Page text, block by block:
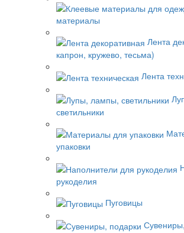
материалы
Лента
капрон, кружево, тесьма)
Лента
светильники
упаковки
рукоделия
Пуговицы